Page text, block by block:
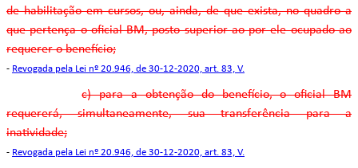
de habilitação em cursos, ou, ainda, de que exista, no quadro a
que pertença o oficial BM, posto superior ao por ele ocupado ao
requerer o benefício;
- Revogada pela Lei nº 20.946, de 30-12-2020, art. 83, V.
c) para a obtenção do benefício, o oficial BM
requererá, simultaneamente, sua transferência para a
inatividade;
- Revogada pela Lei nº 20.946, de 30-12-2020, art. 83, V.